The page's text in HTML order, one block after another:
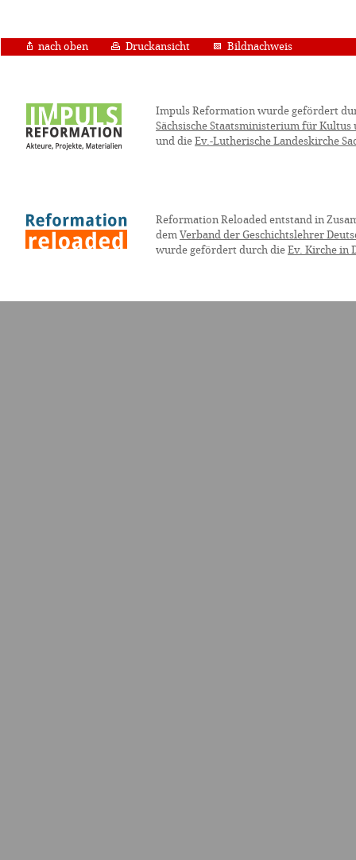
nach oben Druckansicht Bildnachweis
Impuls Reformation wurde gefördert
Sächsische Staatsministerium für Kultus
und die Ev.-Lutherische Landeskirche
Reformation Reloaded entstand in
dem Verband der Geschichtslehrer
wurde gefördert durch die Ev. Kirche in